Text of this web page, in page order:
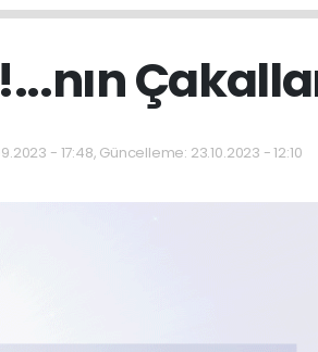
- 17:48, Güncelleme: 23.10.2023 - 12:10